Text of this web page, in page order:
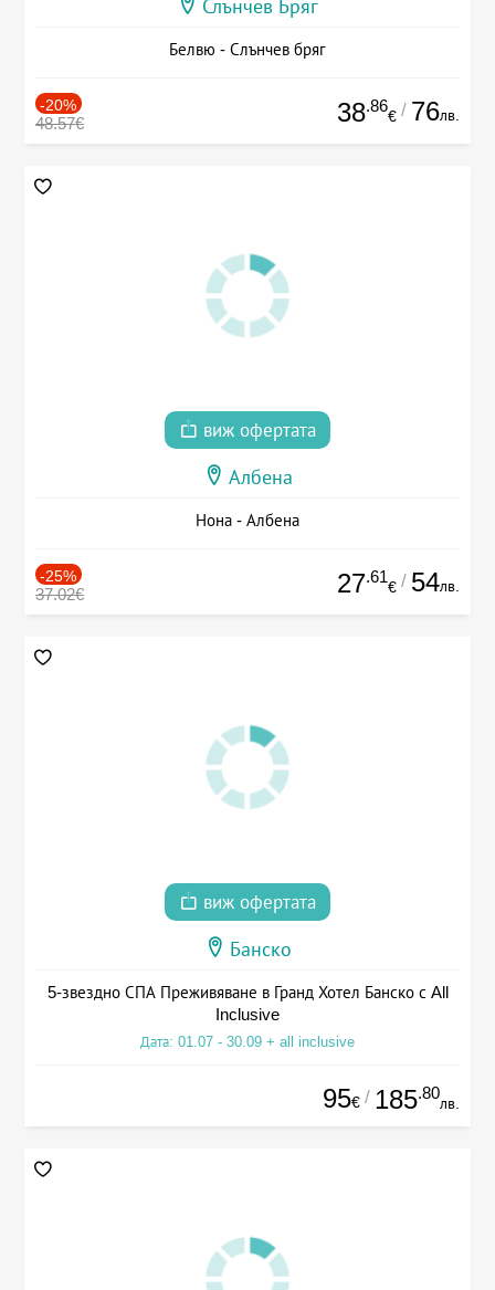
Слънчев Бряг
Белвю - Слънчев бряг
-20%
48.57€ 38.86
€ / 76лв.
виж офертата
Албена
Нона - Албена
-25%
37.02€ 27.61
€ / 54лв.
виж офертата
Банско
5-звездно СПА Преживяване в Гранд Хотел Банско с All
Inclusive
Дата: 01.07 - 30.09 + all inclusive
95€ / 185.80
лв.